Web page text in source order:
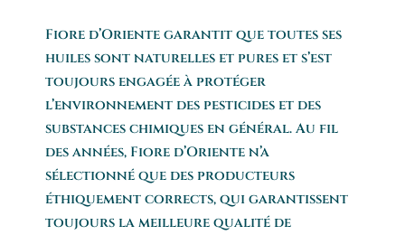
Fiore d’Oriente garantit que toutes ses
huiles sont naturelles et pures et s’est
toujours engagée à protéger
l’environnement des pesticides et des
substances chimiques en général. Au fil
des années, Fiore d’Oriente n’a
sélectionné que des producteurs
éthiquement corrects, qui garantissent
toujours la meilleure qualité de